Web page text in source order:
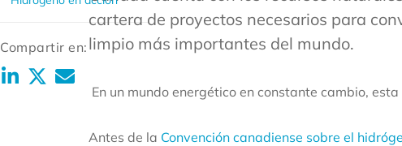
Compartir en:
cartera de proyectos necesarios para
limpio más importantes del mundo.
En un mundo energético en constante cambio,
Antes de la Convención canadiense sobre el